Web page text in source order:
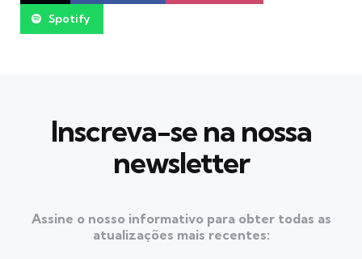
Spotify
Inscreva-se na nossa
newsletter
Assine o nosso informativo para obter todas as
atualizações mais recentes: